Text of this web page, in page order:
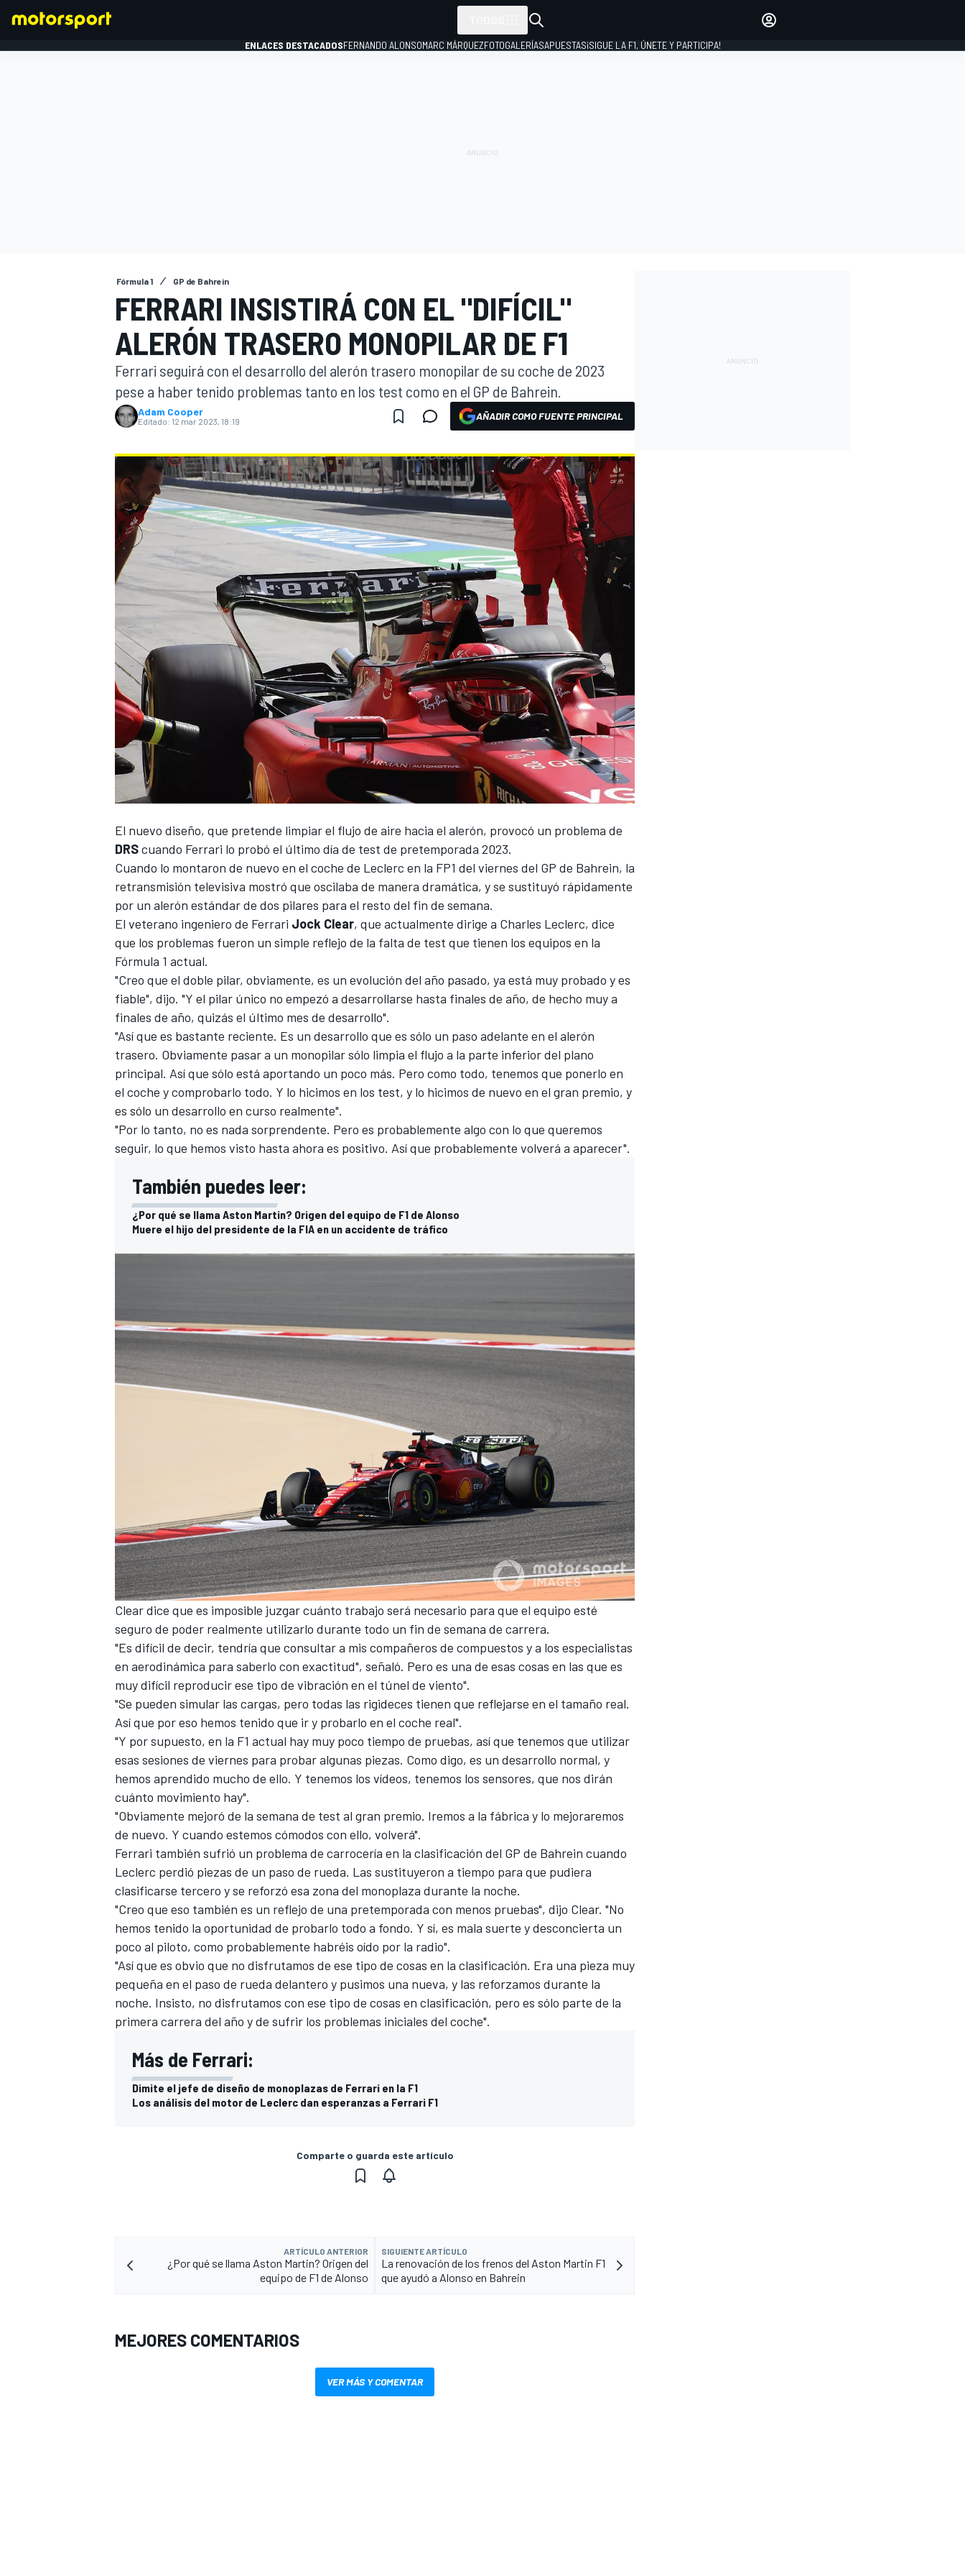
WEC FÓRMULA E
ENLACES DESTACADOSFERNANDO ALONSOMARC MÁRQUEZFOTOGALERÍASAPUESTAS¡SIGUE LA F1, ÚNETE Y PARTICIPA!
Fórmula 1 GP de Bahrein
FERRARI INSISTIRÁ CON EL "DIFÍCIL"
ALERÓN TRASERO MONOPILAR DE F1
Ferrari seguirá con el desarrollo del alerón trasero monopilar de su coche de 2023
pese a haber tenido problemas tanto en los test como en el GP de Bahrein.
Adam Cooper
Editado: 12 mar 2023, 18:19 AÑADIR COMO FUENTE PRINCIPAL
El nuevo diseño, que pretende limpiar el flujo de aire hacia el alerón, provocó un problema de
DRScuando Ferrari lo probó el último día de test de pretemporada 2023.
Cuando lo montaron de nuevo en el coche de Leclerc en la FP1 del viernes del GP de Bahrein, la
retransmisión televisiva mostró que oscilaba de manera dramática, y se sustituyó rápidamente
por un alerón estándar de dos pilares para el resto del fin de semana.
El veterano ingeniero de Ferrari Jock Clear, que actualmente dirige a Charles Leclerc, dice
que los problemas fueron un simple reflejo de la falta de test que tienen los equipos en la
Fórmula 1 actual.
"Creo que el doble pilar, obviamente, es un evolución del año pasado, ya está muy probado y es
fiable", dijo. "Y el pilar único no empezó a desarrollarse hasta finales de año, de hecho muy a
finales de año, quizás el último mes de desarrollo".
"Así que es bastante reciente. Es un desarrollo que es sólo un paso adelante en el alerón
trasero. Obviamente pasar a un monopilar sólo limpia el flujo a la parte inferior del plano
principal. Así que sólo está aportando un poco más. Pero como todo, tenemos que ponerlo en
el coche y comprobarlo todo. Y lo hicimos en los test, y lo hicimos de nuevo en el gran premio, y
es sólo un desarrollo en curso realmente".
"Por lo tanto, no es nada sorprendente. Pero es probablemente algo con lo que queremos
seguir, lo que hemos visto hasta ahora es positivo. Así que probablemente volverá a aparecer".
También puedes leer:
¿Por qué se llama Aston Martin? Origen del equipo de F1 de Alonso
Muere el hijo del presidente de la FIA en un accidente de tráfico
Clear dice que es imposible juzgar cuánto trabajo será necesario para que el equipo esté
seguro de poder realmente utilizarlo durante todo un fin de semana de carrera.
"Es difícil de decir, tendría que consultar a mis compañeros de compuestos y a los especialistas
en aerodinámica para saberlo con exactitud", señaló. Pero es una de esas cosas en las que es
muy difícil reproducir ese tipo de vibración en el túnel de viento".
"Se pueden simular las cargas, pero todas las rigideces tienen que reflejarse en el tamaño real.
Así que por eso hemos tenido que ir y probarlo en el coche real".
"Y por supuesto, en la F1 actual hay muy poco tiempo de pruebas, así que tenemos que utilizar
esas sesiones de viernes para probar algunas piezas. Como digo, es un desarrollo normal, y
hemos aprendido mucho de ello. Y tenemos los vídeos, tenemos los sensores, que nos dirán
cuánto movimiento hay".
"Obviamente mejoró de la semana de test al gran premio. Iremos a la fábrica y lo mejoraremos
de nuevo. Y cuando estemos cómodos con ello, volverá".
Ferrari también sufrió un problema de carrocería en la clasificación del GP de Bahrein cuando
Leclerc perdió piezas de un paso de rueda. Las sustituyeron a tiempo para que pudiera
clasificarse tercero y se reforzó esa zona del monoplaza durante la noche.
"Creo que eso también es un reflejo de una pretemporada con menos pruebas", dijo Clear. "No
hemos tenido la oportunidad de probarlo todo a fondo. Y sí, es mala suerte y desconcierta un
poco al piloto, como probablemente habréis oído por la radio".
"Así que es obvio que no disfrutamos de ese tipo de cosas en la clasificación. Era una pieza muy
pequeña en el paso de rueda delantero y pusimos una nueva, y las reforzamos durante la
noche. Insisto, no disfrutamos con ese tipo de cosas en clasificación, pero es sólo parte de la
primera carrera del año y de sufrir los problemas iniciales del coche".
Más de Ferrari:
Dimite el jefe de diseño de monoplazas de Ferrari en la F1
Los análisis del motor de Leclerc dan esperanzas a Ferrari F1
Comparte o guarda este artículo
ARTÍCULO ANTERIOR
¿Por qué se llama Aston Martin? Origen del
equipo de F1 de Alonso
SIGUIENTE ARTÍCULO
La renovación de los frenos del Aston Martin F1
que ayudó a Alonso en Bahrein
MEJORES COMENTARIOS
VER MÁS Y COMENTAR